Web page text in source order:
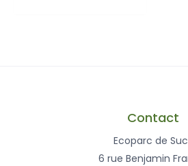
Contact
Ecoparc de
6 rue Benjamin